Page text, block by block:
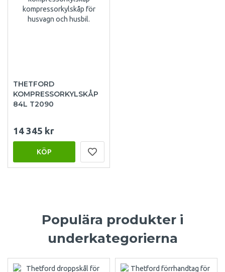
THETFORD
KOMPRESSORKYLSKÅP
84L T2090
14 345 kr
KÖP
Populära produkter i
underkategorierna